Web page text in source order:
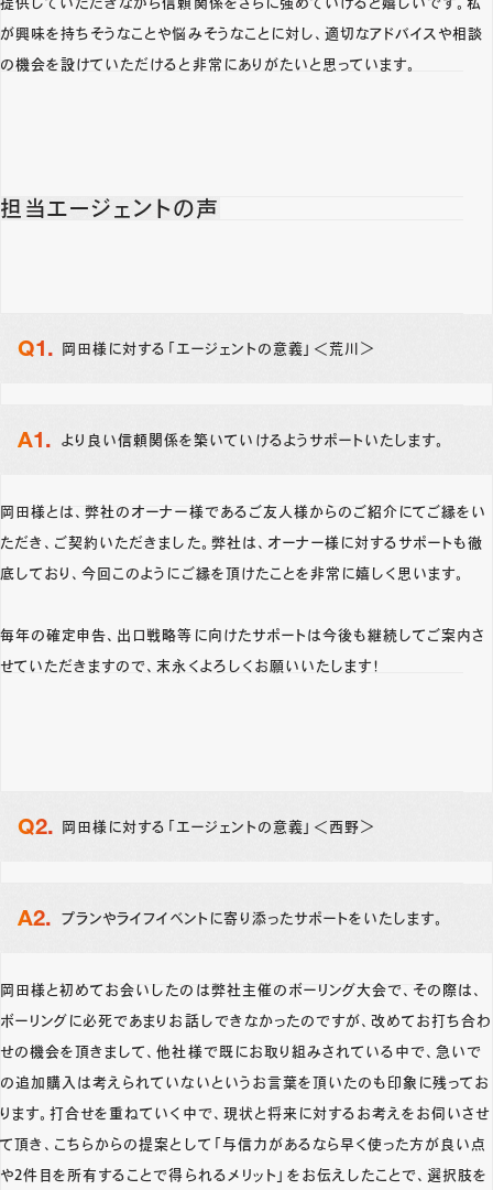
が興味を持ちそうなことや悩みそうなことに対し、適切なアドバイスや相談
の機会を設けていただけると非常にありがたいと思っています。
担当エージェントの声
岡田様に対する「エージェントの意義」＜荒川＞
より良い信頼関係を築いていけるようサポートいたします。
岡田様とは、弊社のオーナー様であるご友人様からのご紹介にてご縁をい
ただき、ご契約いただきました。弊社は、オーナー様に対するサポートも徹
底しており、今回このようにご縁を頂けたことを非常に嬉しく思います。
毎年の確定申告、出口戦略等に向けたサポートは今後も継続してご案内さ
せていただきますので、末永くよろしくお願いいたします！
岡田様に対する「エージェントの意義」＜西野＞
プランやライフイベントに寄り添ったサポートをいたします。
岡田様と初めてお会いしたのは弊社主催のボーリング大会で、その際は、
ボーリングに必死であまりお話しできなかったのですが、改めてお打ち合わ
せの機会を頂きまして、他社様で既にお取り組みされている中で、急いで
の追加購入は考えられていないというお言葉を頂いたのも印象に残ってお
ります。打合せを重ねていく中で、現状と将来に対するお考えをお伺いさせ
て頂き、こちらからの提案として「与信力があるなら早く使った方が良い点
や2件目を所有することで得られるメリット」をお伝えしたことで、選択肢を